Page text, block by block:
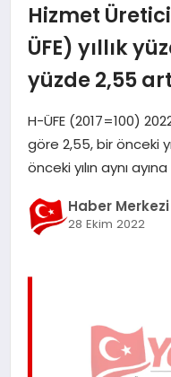
DÜNYA
EĞITIM
EKONOMI
MAGAZIN
Hizmet
ÜFE) yıllık
yüzde 2,55
H-ÜFE (2017=100)
göre 2,55, bir önceki
önceki yılın aynı
Haber Merkezi
28 Ekim 2022